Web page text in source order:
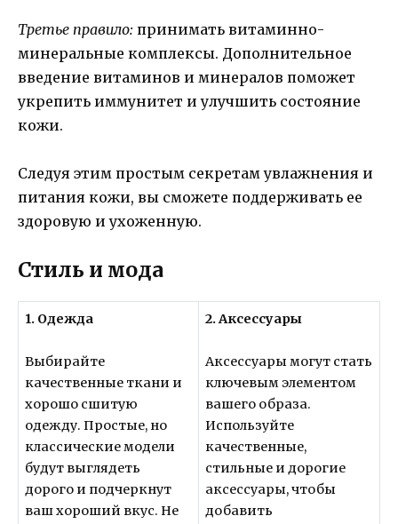
Третье правило: принимать витаминно-
минеральные комплексы. Дополнительное
введение витаминов и минералов поможет
укрепить иммунитет и улучшить состояние
кожи.
Следуя этим простым секретам увлажнения и
питания кожи, вы сможете поддерживать ее
здоровую и ухоженную.
Стиль и мода
1. Одежда
Выбирайте
качественные ткани и
хорошо сшитую
одежду. Простые, но
классические модели
будут выглядеть
дорого и подчеркнут
ваш хороший вкус. Не
2. Аксессуары
Аксессуары могут стать
ключевым элементом
вашего образа.
Используйте
качественные,
стильные и дорогие
аксессуары, чтобы
добавить